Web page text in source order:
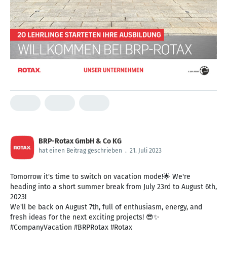
BRP-Rotax GmbH & Co KG
hat einen Beitrag geschrieben . 21. Juli 2023
Tomorrow it's time to switch on vacation mode!🌟 We're
heading into a short summer break from July 23rd to August 6th,
2023!
We'll be back on August 7th, full of enthusiasm, energy, and
fresh ideas for the next exciting projects! 😎✨
#CompanyVacation #BRPRotax #Rotax